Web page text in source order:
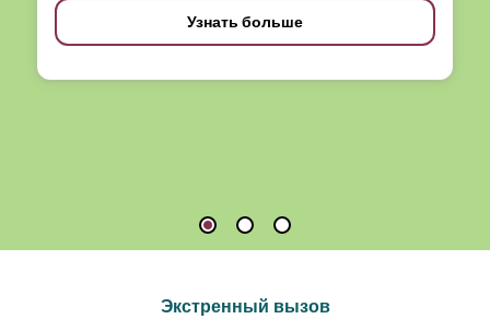
Узнать больше
Экстренный вызов